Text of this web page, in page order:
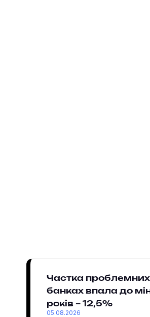
Частка проблемних
банках впала до
років – 12,5%
05.08.2026